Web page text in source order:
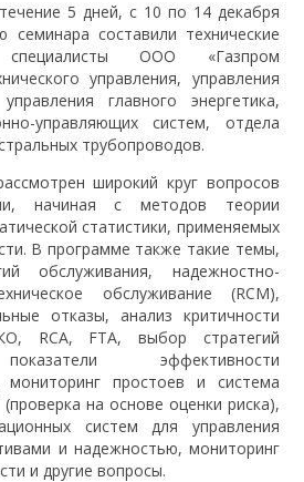
5 дней, с 10 по 14 декабря
семинара составили технические
ООО «Газпром
управления, управления
главного энергетика,
управляющих систем, отдела
трубопроводов.
широкий круг вопросов
начиная с методов теории
статистики, применяемых
В программе также такие темы,
обслуживания, надежностно-
обслуживание (RCM),
отказы, анализ критичности
RCA, FTA, выбор стратегий
эффективности
мониторинг простоев и система
(проверка на основе оценки риска),
систем для управления
и надежностью, мониторинг
и другие вопросы.